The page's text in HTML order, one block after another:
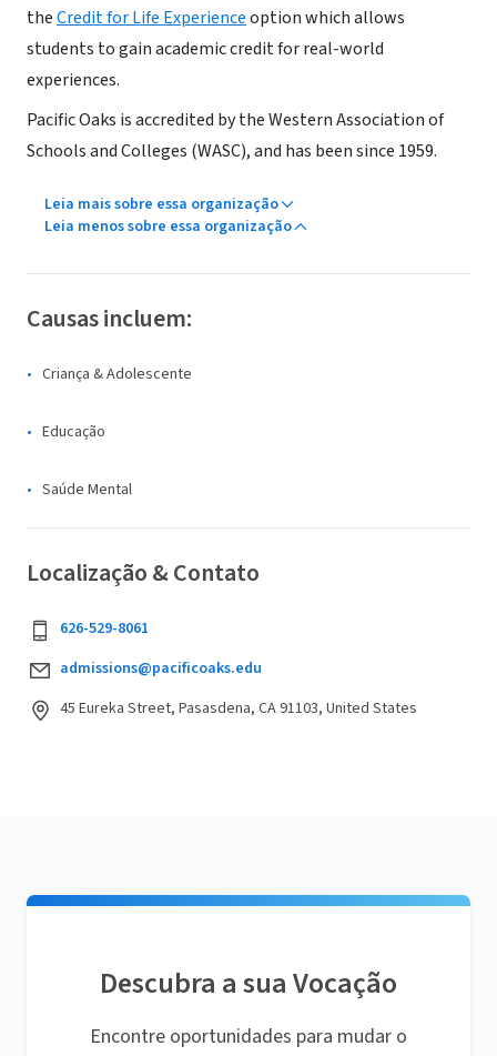
theCredit for Life Experienceoption which allows
students to gain academic credit for real-world
experiences.
Pacific Oaks is accredited by the Western Association of
Schools and Colleges (WASC), and has been since 1959.
Leia mais sobre essa organização
Leia menos sobre essa organização
Causas incluem:
Criança & Adolescente
Educação
Saúde Mental
Localização & Contato
626-529-8061
admissions@pacificoaks.edu
45 Eureka Street, Pasasdena, CA 91103, United States
Descubra a sua Vocação
Encontre oportunidades para mudar o